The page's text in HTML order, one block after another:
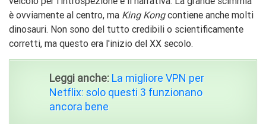
è ovviamente al centro, ma King Kongcontiene anche molti
dinosauri. Non sono del tutto credibili o scientificamente
corretti, ma questo era l'inizio del XX secolo.
Leggi anche: La migliore VPN per
Netflix: solo questi 3 funzionano
ancora bene